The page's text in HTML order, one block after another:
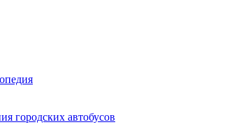
городских автобусов